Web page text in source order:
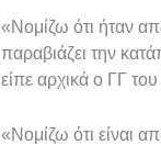
n
τ
ε
«Νομίζω ότι ήταν
παραβιάζει την
είπε αρχικά ο ΓΓ
«Νομίζω ότι είναι